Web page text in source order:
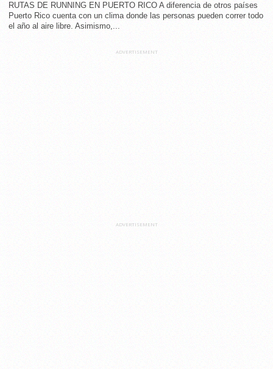
RUTAS DE RUNNING EN PUERTO RICO A diferencia de otros países
Puerto Rico cuenta con un clima donde las personas pueden correr todo
el año al aire libre. Asimismo,...
ADVERTISEMENT
ADVERTISEMENT